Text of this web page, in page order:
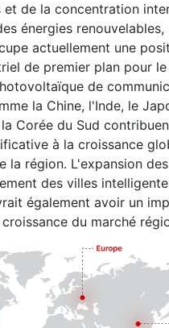
et de la concentration
énergies renouvelables,
actuellement une
de premier plan pour le
de
la Chine, l'Inde, le
Corée du Sud
à la croissance
la région. L'expansion
des villes
également avoir un
du marché